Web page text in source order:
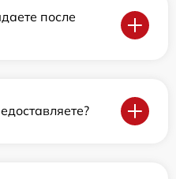
после